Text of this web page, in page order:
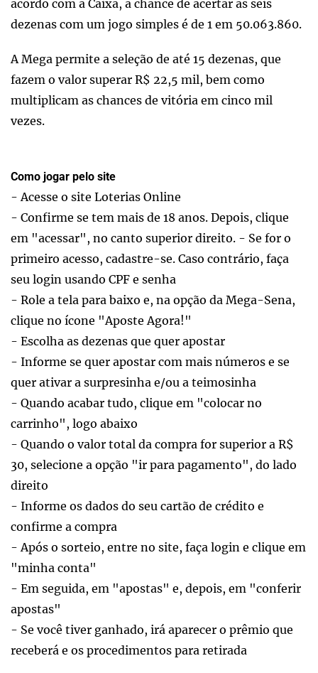
acordo com a Caixa, a chance de acertar as seis
dezenas com um jogo simples é de 1 em 50.063.860.
A Mega permite a seleção de até 15 dezenas, que
fazem o valor superar R$ 22,5 mil, bem como
multiplicam as chances de vitória em cinco mil
vezes.
Como jogar pelo site
- Acesse o site Loterias Online
- Confirme se tem mais de 18 anos. Depois, clique
em "acessar", no canto superior direito. - Se for o
primeiro acesso, cadastre-se. Caso contrário, faça
seu login usando CPF e senha
- Role a tela para baixo e, na opção da Mega-Sena,
clique no ícone "Aposte Agora!"
- Escolha as dezenas que quer apostar
- Informe se quer apostar com mais números e se
quer ativar a surpresinha e/ou a teimosinha
- Quando acabar tudo, clique em "colocar no
carrinho", logo abaixo
- Quando o valor total da compra for superior a R$
30, selecione a opção "ir para pagamento", do lado
direito
- Informe os dados do seu cartão de crédito e
confirme a compra
- Após o sorteio, entre no site, faça login e clique em
"minha conta"
- Em seguida, em "apostas" e, depois, em "conferir
apostas"
- Se você tiver ganhado, irá aparecer o prêmio que
receberá e os procedimentos para retirada